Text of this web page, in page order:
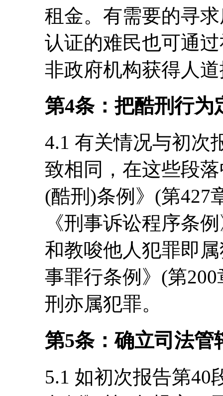
租金。有需要的寻
认证的难民也可通
非政府机构获得人
第4条：把酷刑行为
4.1 有关情况与初次
致相同，在这些段
(酷刑)条例》(第427
《刑事诉讼程序条
和教唆他人犯罪即
事罪行条例》(第
刑亦属犯罪。
第5条：确立司法管
5.1 如初次报告第40